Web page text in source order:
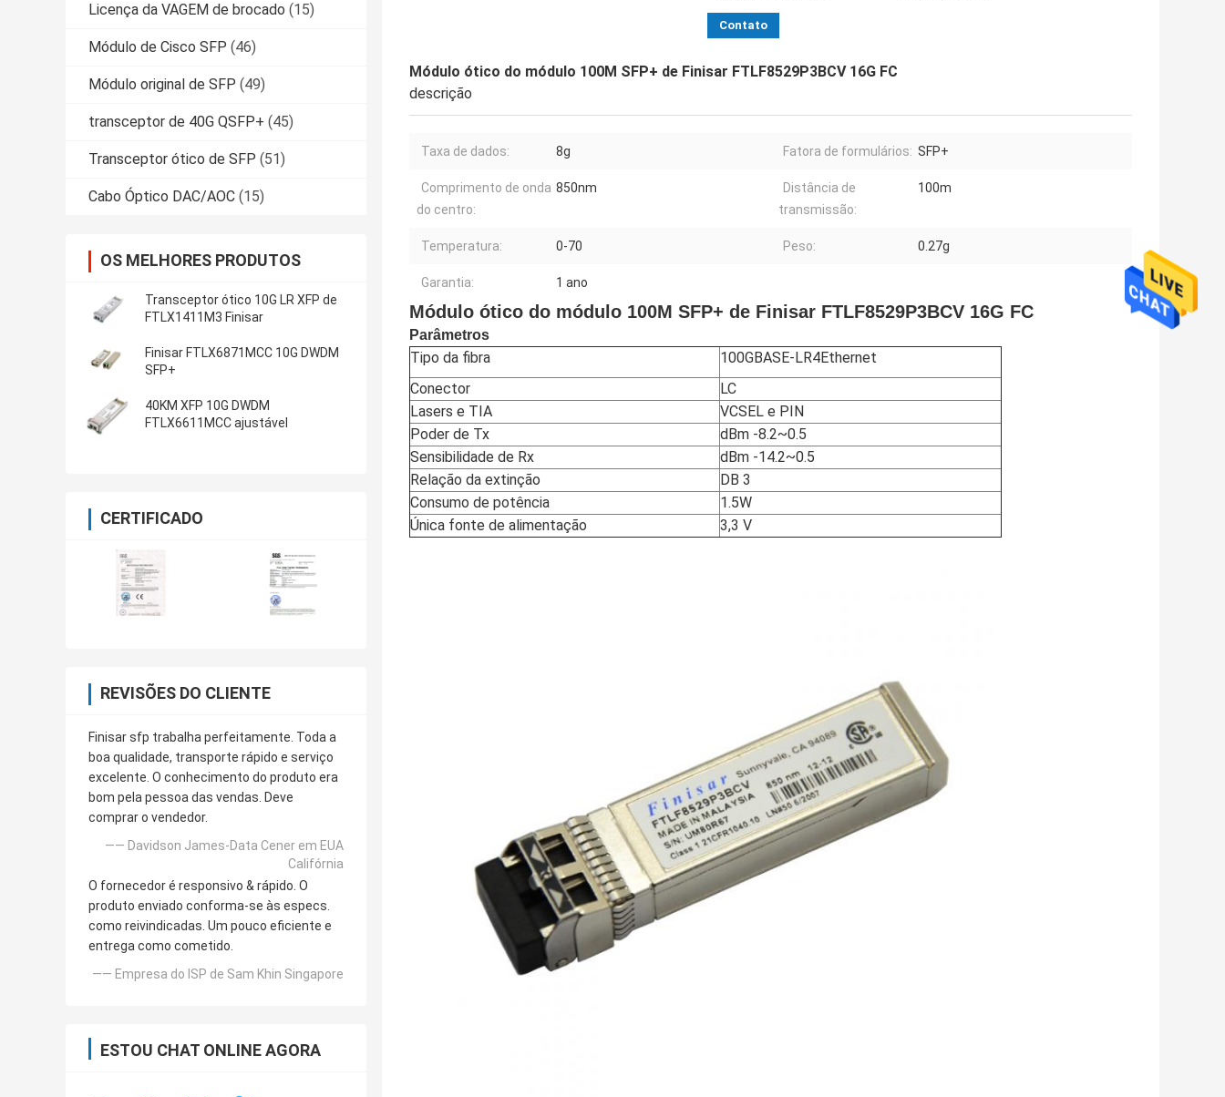
Licença da VAGEM de brocado (15)
Módulo de Cisco SFP (46)
Módulo original de SFP (49)
transceptor de 40G QSFP+ (45)
Transceptor ótico de SFP (51)
Cabo Óptico DAC/AOC (15)
OS MELHORES PRODUTOS
Transceptor ótico 10G LR XFP de
FTLX1411M3 Finisar
Finisar FTLX6871MCC 10G DWDM
SFP+
40KM XFP 10G DWDM
FTLX6611MCC ajustável
CERTIFICADO
REVISÕES DO CLIENTE
Finisar sfp trabalha perfeitamente. Toda a
boa qualidade, transporte rápido e serviço
excelente. O conhecimento do produto era
bom pela pessoa das vendas. Deve
comprar o vendedor.
—— Davidson James-Data Cener em EUA
Califórnia
O fornecedor é responsivo & rápido. O
produto enviado conforma-se às especs.
como reivindicadas. Um pouco eficiente e
entrega como cometido.
—— Empresa do ISP de Sam Khin Singapore
ESTOU CHAT ONLINE AGORA
Contato
Módulo ótico do módulo 100M SFP+ de Finisar FTLF8529P3BCV 16G FC
descrição
Taxa de dados: 8g Fatora de formulários: SFP+
Comprimento de onda
do centro:
850nm
Distância de
transmissão:
100m
Temperatura: 0-70 Peso: 0.27g
Garantia: 1 ano
Módulo ótico do módulo 100M SFP+ de Finisar FTLF8529P3BCV 16G FC
Parâmetros
Tipo da fibra
100GBASE-LR4Ethernet
Conector
LC
Lasers e TIA
VCSEL e PIN
Poder de Tx
dBm -8.2~0.5
Sensibilidade de Rx
dBm -14.2~0.5
Relação da extinção
DB 3
Consumo de potência
1.5W
Única fonte de alimentação
3,3 V